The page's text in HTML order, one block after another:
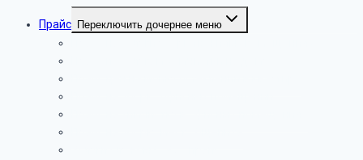
Прайс Переключить дочернее меню